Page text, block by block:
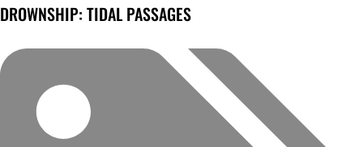
DROWNSHIP: TIDAL PASSAGES